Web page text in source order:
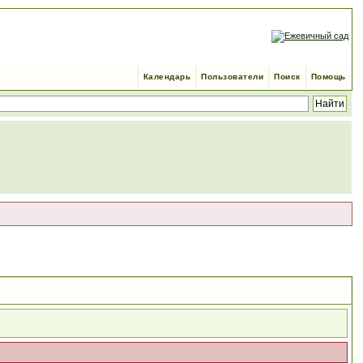
Помощь
Поиск
Пользователи
Календарь